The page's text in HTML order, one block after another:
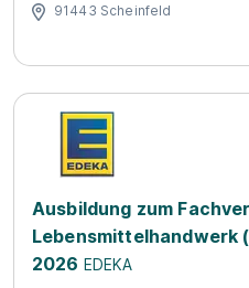
91443 Scheinfeld
Ausbildung zum
Lebensmittelhandwerk
2026 EDEKA